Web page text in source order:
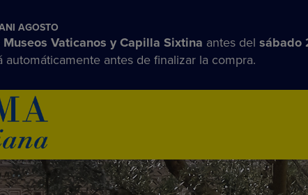
AGOSTO
Museos Vaticanos y Capilla Sixtina antes del sábado
automáticamente antes de finalizar la compra.